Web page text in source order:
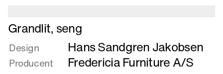
Læs
mere
om
Grandlit,
seng
Grandlit, seng
Design Hans Sandgren Jakobsen
Producent Fredericia Furniture A/S